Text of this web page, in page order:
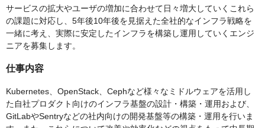
サービスの拡大やユーザの増加に合わせて日々増大していくこれら
の課題に対応し、5年後10年後を見据えた全社的なインフラ戦略を
一緒に考え、実際に安定したインフラを構築し運用していくエンジ
ニアを募集します。
仕事内容
Kubernetes、OpenStack、Cephなど様々なミドルウェアを活用し
た自社プロダクト向けのインフラ基盤の設計・構築・運用および、
GitLabやSentryなどの社内向けの開発基盤等の構築・運用を行いま